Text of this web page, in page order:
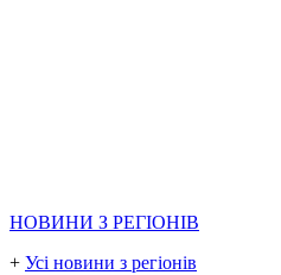
НОВИНИ З РЕГІОНІВ
+ Усі новини з регіонів